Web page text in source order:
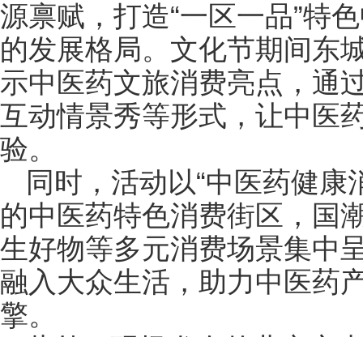
源禀赋，打造“一区一品”特
的发展格局。文化节期间东
示中医药文旅消费亮点，通
互动情景秀等形式，让中医
验。
同时，活动以“中医药健康
的中医药特色消费街区，国
生好物等多元消费场景集中
融入大众生活，助力中医药
擎。